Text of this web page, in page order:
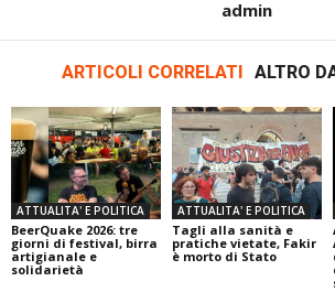
admin
ARTICOLI CORRELATI ALTRO
ATTUALITA' E POLITICA
BeerQuake 2026: tre
giorni di festival, birra
artigianale e
solidarietà
ATTUALITA' E POLITICA
Tagli alla sanità e
pratiche vietate, Fakir
è morto di Stato